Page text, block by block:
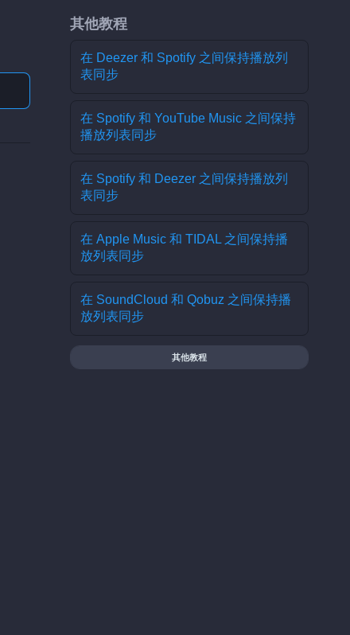
其他教程
在 Deezer 和 Spotify 之间保持播放列
表同步
在 Spotify 和 YouTube Music 之间保持
播放列表同步
在 Spotify 和 Deezer 之间保持播放列
表同步
在 Apple Music 和 TIDAL 之间保持播
放列表同步
在 SoundCloud 和 Qobuz 之间保持播
放列表同步
其他教程